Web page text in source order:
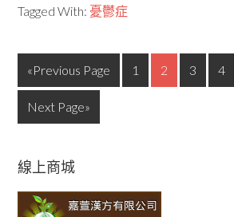
Tagged With: 憂鬱症
«Previous Page 1 2 3 4
Next Page»
線上商城